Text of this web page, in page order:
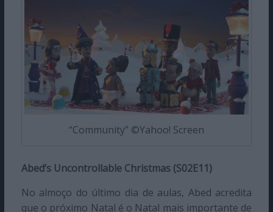
“Community” ©Yahoo! Screen
Abed’s Uncontrollable Christmas (S02E11)
No almoço do último dia de aulas, Abed acredita
que o próximo Natal é o Natal mais importante de